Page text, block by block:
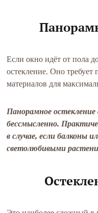
Если окно идёт от пола
остекление. Оно
материалов для
Панорамное
бессмысленно.
в случае, если балконы
светолюбивыми